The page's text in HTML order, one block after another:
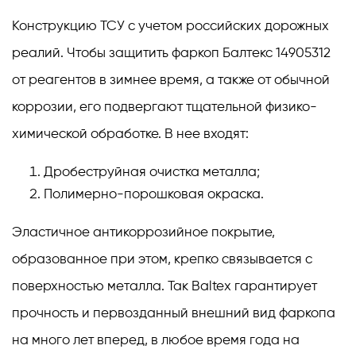
Конструкцию ТСУ с учетом российских дорожных
реалий. Чтобы защитить фаркоп Балтекс 14905312
от реагентов в зимнее время, а также от обычной
коррозии, его подвергают тщательной физико-
химической обработке. В нее входят:
Дробеструйная очистка металла;
Полимерно-порошковая окраска.
Эластичное антикоррозийное покрытие,
образованное при этом, крепко связывается с
поверхностью металла. Так Baltex гарантирует
прочность и первозданный внешний вид фаркопа
на много лет вперед, в любое время года на